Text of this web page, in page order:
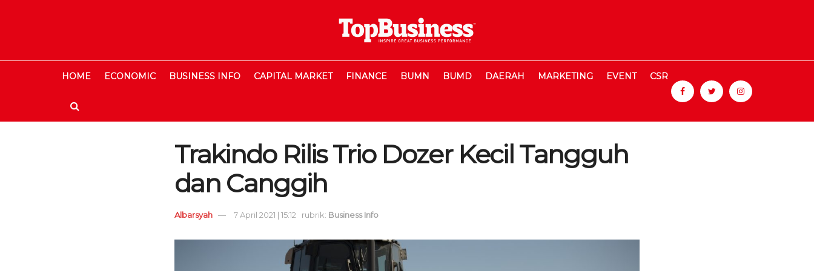
HOME ECONOMIC BUSINESS INFO CAPITAL MARKET FINANCE BUMN BUMD DAERAH MARKETING EVENT CSR
Trakindo Rilis Trio Dozer Kecil Tangguh
dan Canggih
Albarsyah 7 April 2021 | 15:12 rubrik: Business Info